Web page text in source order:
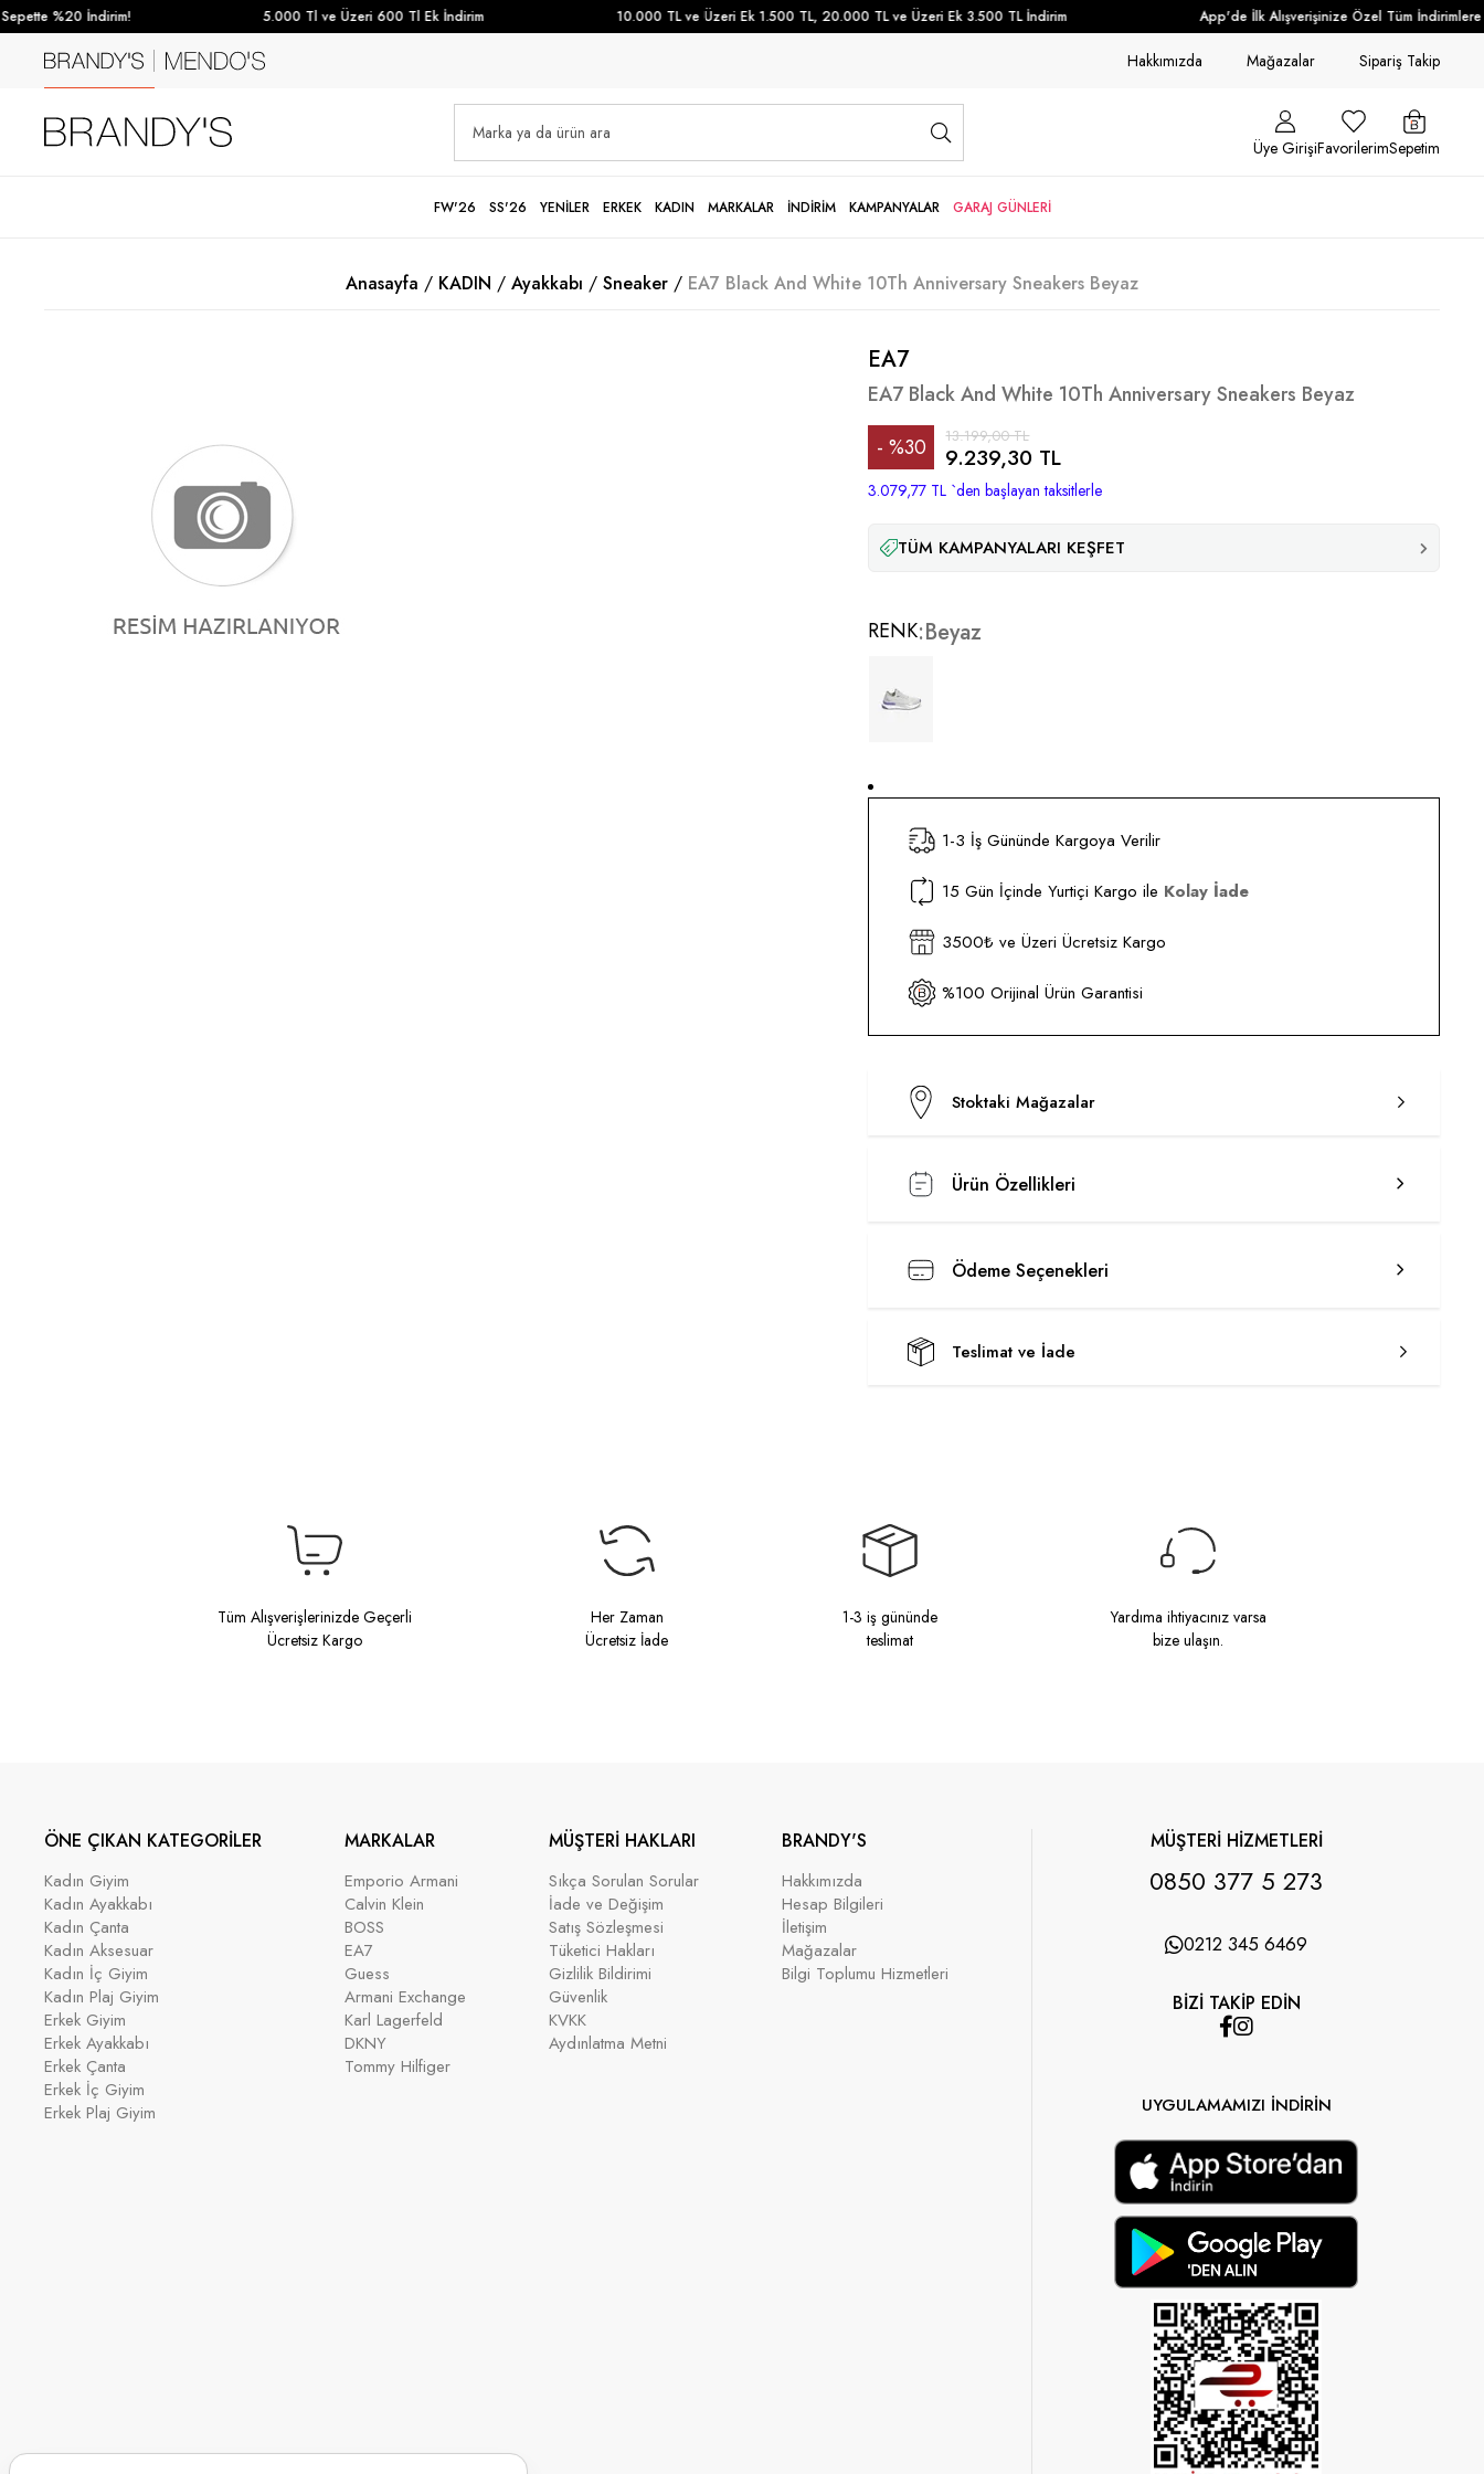
%20 İndirim! 5.000 Tl ve Üzeri 600 Tl Ek İndirim 10.000 TL ve Üzeri Ek 1.500 TL, 20.000 TL ve Üzeri Ek 3.500 TL İndirim App'de İlk Alışverişinize Özel Tüm İndirimlere
Hakkımızda Mağazalar Sipariş Takip
Üye GirişiFavorilerimSepetim
FW'26 SS'26 YENİLER ERKEK KADIN MARKALAR İNDİRİM KAMPANYALAR GARAJ GÜNLERİ
Anasayfa KADIN Ayakkabı Sneaker EA7 Black And White 10Th Anniversary Sneakers Beyaz
EA7
EA7 Black And White 10Th Anniversary Sneakers Beyaz
%30
İndirim
13.199,00 TL
9.239,30 TL
3.079,77 TL `den başlayan taksitlerle
TÜM KAMPANYALARI KEŞFET
RENK Beyaz
1-3 İş Gününde Kargoya Verilir
15 Gün İçinde Yurtiçi Kargo ile Kolay İade
3500₺ ve Üzeri Ücretsiz Kargo
%100 Orijinal Ürün Garantisi
Stoktaki Mağazalar
Ürün Özellikleri
Ödeme Seçenekleri
Teslimat ve İade
Tüm Alışverişlerinizde Geçerli
Ücretsiz Kargo
Her Zaman
Ücretsiz İade
1-3 iş gününde
teslimat
Yardıma ihtiyacınız varsa
bize ulaşın.
ÖNE ÇIKAN KATEGORİLER
Kadın Giyim
Kadın Ayakkabı
Kadın Çanta
Kadın Aksesuar
Kadın İç Giyim
Kadın Plaj Giyim
Erkek Giyim
Erkek Ayakkabı
Erkek Çanta
Erkek İç Giyim
Erkek Plaj Giyim
MARKALAR
Emporio Armani
Calvin Klein
BOSS
EA7
Guess
Armani Exchange
Karl Lagerfeld
DKNY
Tommy Hilfiger
MÜŞTERİ HAKLARI
Sıkça Sorulan Sorular
İade ve Değişim
Satış Sözleşmesi
Tüketici Hakları
Gizlilik Bildirimi
Güvenlik
KVKK
Aydınlatma Metni
BRANDY'S
Hakkımızda
Hesap Bilgileri
İletişim
Mağazalar
Bilgi Toplumu Hizmetleri
MÜŞTERİ HİZMETLERİ
0850 377 5 273
0212 345 6469
BİZİ TAKİP EDİN
UYGULAMAMIZI İNDİRİN